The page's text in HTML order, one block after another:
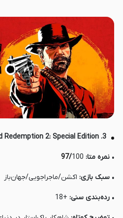
3. Red Dead Redemption 2: Special Edition
• نمره متا: 97/100
• سبک بازی:اکشن/ماجراجویی/جهان‌باز
• رده‌بندی سنی:+18